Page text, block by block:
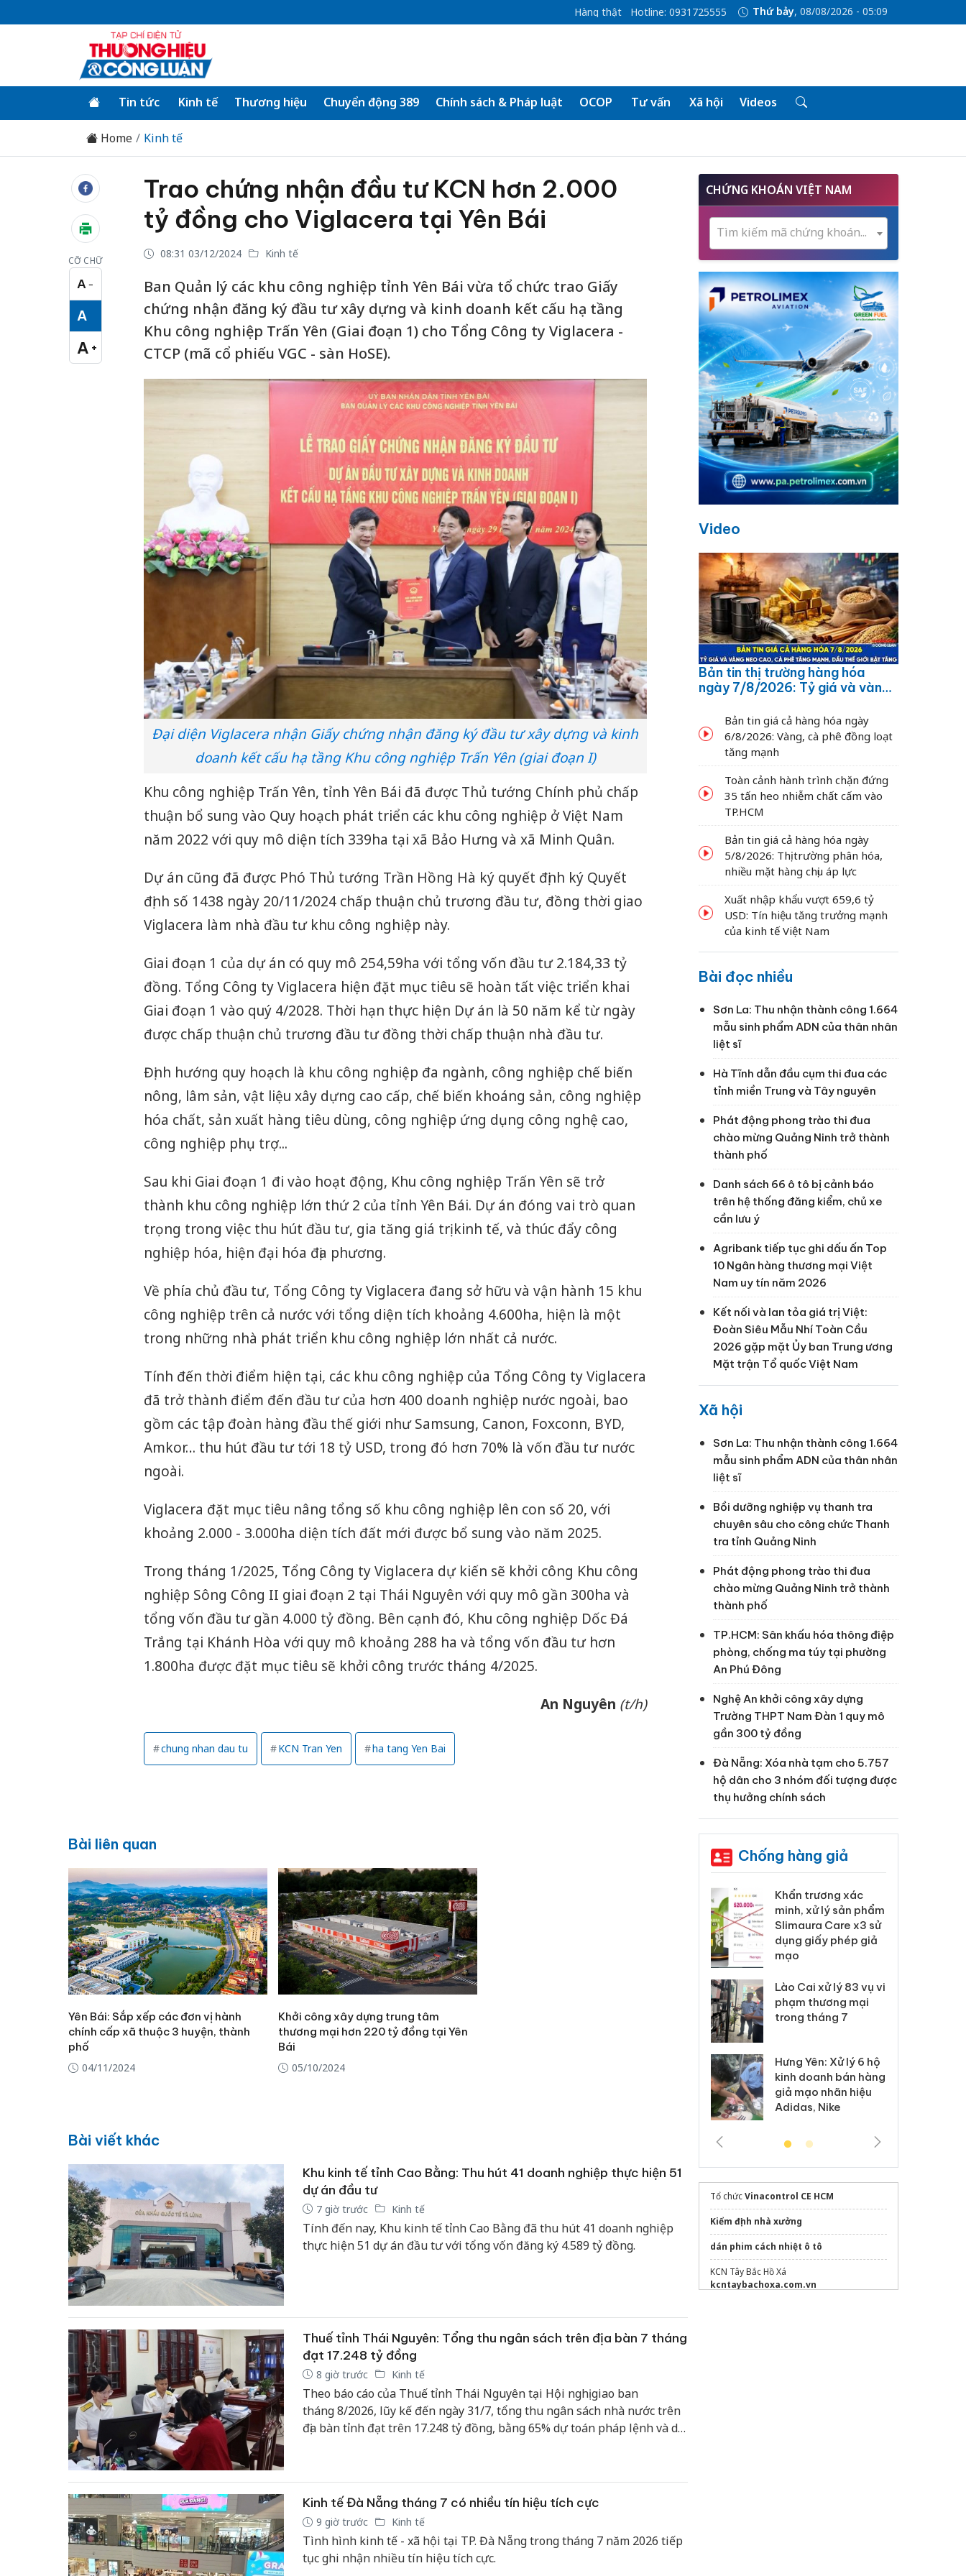
Hàng thật Hotline: 0931725555 Thứ bảy, 08/08/2026 - 05:09
Tin tức Kinh tế Thương hiệu Chuyển động 389 Chính sách & Pháp luật OCOP Tư vấn Xã hội Videos
Home Kinh tế
CỠ CHỮ
A −
Cỡ chữ nhỏ
A
Cỡ chữ vừa
A +
Cỡ chữ lớn
Trao chứng nhận đầu tư KCN hơn 2.000
tỷ đồng cho Viglacera tại Yên Bái
08:31 03/12/2024 Kinh tế
Ban Quản lý các khu công nghiệp tỉnh Yên Bái vừa tổ chức trao Giấy
chứng nhận đăng ký đầu tư xây dựng và kinh doanh kết cấu hạ tầng
Khu công nghiệp Trấn Yên (Giai đoạn 1) cho Tổng Công ty Viglacera -
CTCP (mã cổ phiếu VGC - sàn HoSE).
Đại diện Viglacera nhận Giấy chứng nhận đăng ký đầu tư xây dựng và kinh
doanh kết cấu hạ tầng Khu công nghiệp Trấn Yên (giai đoạn I)
Khu công nghiệp Trấn Yên, tỉnh Yên Bái đã được Thủ tướng Chính phủ chấp
thuận bổ sung vào Quy hoạch phát triển các khu công nghiệp ở Việt Nam
năm 2022 với quy mô diện tích 339ha tại xã Bảo Hưng và xã Minh Quân.
Dự án cũng đã được Phó Thủ tướng Trần Hồng Hà ký quyết định ký Quyết
định số 1438 ngày 20/11/2024 chấp thuận chủ trương đầu tư, đồng thời giao
Viglacera làm nhà đầu tư khu công nghiệp này.
Giai đoạn 1 của dự án có quy mô 254,59ha với tổng vốn đầu tư 2.184,33 tỷ
đồng. Tổng Công ty Viglacera hiện đặt mục tiêu sẽ hoàn tất việc triển khai
Giai đoạn 1 vào quý 4/2028. Thời hạn thực hiện Dự án là 50 năm kể từ ngày
được chấp thuận chủ trương đầu tư đồng thời chấp thuận nhà đầu tư.
Định hướng quy hoạch là khu công nghiệp đa ngành, công nghiệp chế biến
nông, lâm sản, vật liệu xây dựng cao cấp, chế biến khoáng sản, công nghiệp
hóa chất, sản xuất hàng tiêu dùng, công nghiệp ứng dụng công nghệ cao,
công nghiệp phụ trợ...
Sau khi Giai đoạn 1 đi vào hoạt động, Khu công nghiệp Trấn Yên sẽ trở
thành khu công nghiệp lớn thứ 2 của tỉnh Yên Bái. Dự án đóng vai trò quan
trọng trong việc thu hút đầu tư, gia tăng giá trị kinh tế, và thúc đẩy công
nghiệp hóa, hiện đại hóa địa phương.
Về phía chủ đầu tư, Tổng Công ty Viglacera đang sở hữu và vận hành 15 khu
công nghiệp trên cả nước với tổng diện tích khoảng 4.600ha, hiện là một
trong những nhà phát triển khu công nghiệp lớn nhất cả nước.
Tính đến thời điểm hiện tại, các khu công nghiệp của Tổng Công ty Viglacera
đã trở thành điểm đến đầu tư của hơn 400 doanh nghiệp nước ngoài, bao
gồm các tập đoàn hàng đầu thế giới như Samsung, Canon, Foxconn, BYD,
Amkor… thu hút đầu tư tới 18 tỷ USD, trong đó hơn 70% là vốn đầu tư nước
ngoài.
Viglacera đặt mục tiêu nâng tổng số khu công nghiệp lên con số 20, với
khoảng 2.000 - 3.000ha diện tích đất mới được bổ sung vào năm 2025.
Trong tháng 1/2025, Tổng Công ty Viglacera dự kiến sẽ khởi công Khu công
nghiệp Sông Công II giai đoạn 2 tại Thái Nguyên với quy mô gần 300ha và
tổng vốn đầu tư gần 4.000 tỷ đồng. Bên cạnh đó, Khu công nghiệp Dốc Đá
Trắng tại Khánh Hòa với quy mô khoảng 288 ha và tổng vốn đầu tư hơn
1.800ha được đặt mục tiêu sẽ khởi công trước tháng 4/2025.
An Nguyên (t/h)
chung nhan dau tu KCN Tran Yen ha tang Yen Bai
Bài liên quan
Yên Bái: Sắp xếp các đơn vị hành
chính cấp xã thuộc 3 huyện, thành
phố
04/11/2024
Khởi công xây dựng trung tâm
thương mại hơn 220 tỷ đồng tại Yên
Bái
05/10/2024
Bài viết khác
Khu kinh tế tỉnh Cao Bằng: Thu hút 41 doanh nghiệp thực hiện 51
dự án đầu tư
7 giờ trước Kinh tế
Tính đến nay, Khu kinh tế tỉnh Cao Bằng đã thu hút 41 doanh nghiệp
thực hiện 51 dự án đầu tư với tổng vốn đăng ký 4.589 tỷ đồng.
Thuế tỉnh Thái Nguyên: Tổng thu ngân sách trên địa bàn 7 tháng
đạt 17.248 tỷ đồng
8 giờ trước Kinh tế
Theo báo cáo của Thuế tỉnh Thái Nguyên tại Hội nghị giao ban
tháng 8/2026, lũy kế đến ngày 31/7, tổng thu ngân sách nhà nước trên
địa bàn tỉnh đạt trên 17.248 tỷ đồng, bằng 65% dự toán pháp lệnh và dự
Kinh tế Đà Nẵng tháng 7 có nhiều tín hiệu tích cực
9 giờ trước Kinh tế
Tình hình kinh tế - xã hội tại TP. Đà Nẵng trong tháng 7 năm 2026 tiếp
tục ghi nhận nhiều tín hiệu tích cực.
CHỨNG KHOÁN VIỆT NAM
Tìm kiếm mã chứng khoán...
Video
Bản tin thị trường hàng hóa
ngày 7/8/2026: Tỷ giá và vàng
dầu thế giới bật tăng
Bản tin giá cả hàng hóa ngày
6/8/2026: Vàng, cà phê đồng loạt
tăng mạnh
Toàn cảnh hành trình chặn đứng
35 tấn heo nhiễm chất cấm vào
TP.HCM
Bản tin giá cả hàng hóa ngày
5/8/2026: Thị trường phân hóa,
nhiều mặt hàng chịu áp lực
Xuất nhập khẩu vượt 659,6 tỷ
USD: Tín hiệu tăng trưởng mạnh
của kinh tế Việt Nam
Bài đọc nhiều
Sơn La: Thu nhận thành công 1.664
mẫu sinh phẩm ADN của thân nhân
liệt sĩ
Hà Tĩnh dẫn đầu cụm thi đua các
tỉnh miền Trung và Tây nguyên
Phát động phong trào thi đua
chào mừng Quảng Ninh trở thành
thành phố
Danh sách 66 ô tô bị cảnh báo
trên hệ thống đăng kiểm, chủ xe
cần lưu ý
Agribank tiếp tục ghi dấu ấn Top
10 Ngân hàng thương mại Việt
Nam uy tín năm 2026
Kết nối và lan tỏa giá trị Việt:
Đoàn Siêu Mẫu Nhí Toàn Cầu
2026 gặp mặt Ủy ban Trung ương
Mặt trận Tổ quốc Việt Nam
Xã hội
Sơn La: Thu nhận thành công 1.664
mẫu sinh phẩm ADN của thân nhân
liệt sĩ
Bồi dưỡng nghiệp vụ thanh tra
chuyên sâu cho công chức Thanh
tra tỉnh Quảng Ninh
Phát động phong trào thi đua
chào mừng Quảng Ninh trở thành
thành phố
TP.HCM: Sân khấu hóa thông điệp
phòng, chống ma túy tại phường
An Phú Đông
Nghệ An khởi công xây dựng
Trường THPT Nam Đàn 1 quy mô
gần 300 tỷ đồng
Đà Nẵng: Xóa nhà tạm cho 5.757
hộ dân cho 3 nhóm đối tượng được
thụ hưởng chính sách
Chống hàng giả
Khẩn trương xác
minh, xử lý sản phẩm
Slimaura Care x3 sử
dụng giấy phép giả
mạo
Lào Cai xử lý 83 vụ vi
phạm thương mại
trong tháng 7
Hưng Yên: Xử lý 6 hộ
kinh doanh bán hàng
giả mạo nhãn hiệu
Adidas, Nike
Tổ chứcVinacontrol CE HCM
Kiểm định nhà xưởng
dán phim cách nhiệt ô tô
KCN Tây Bắc Hồ Xá
kcntaybachoxa.com.vn